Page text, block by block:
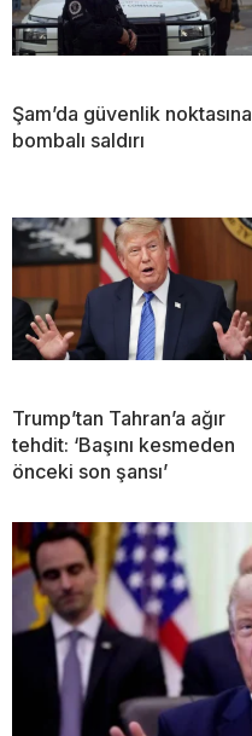
Şam’da güvenlik noktasına
bombalı saldırı
Trump’tan Tahran’a ağır
tehdit: ‘Başını kesmeden
önceki son şansı’